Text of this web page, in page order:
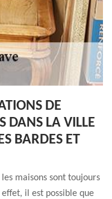
DE
DANS LA VILLE
BARDES ET
maisons sont toujours
il est possible que